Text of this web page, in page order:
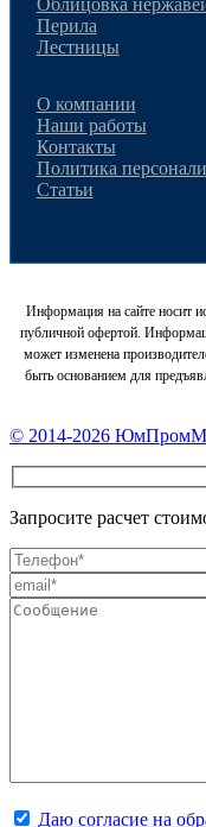
Облицовка
Перила
Лестницы
О компании
Наши работы
Контакты
Политика
Статьи
Информация на сайте носит
публичной офертой.
может изменена
быть основанием для
Footer
Content
© 2014-2026
Запросите расчет
Даю согласие на